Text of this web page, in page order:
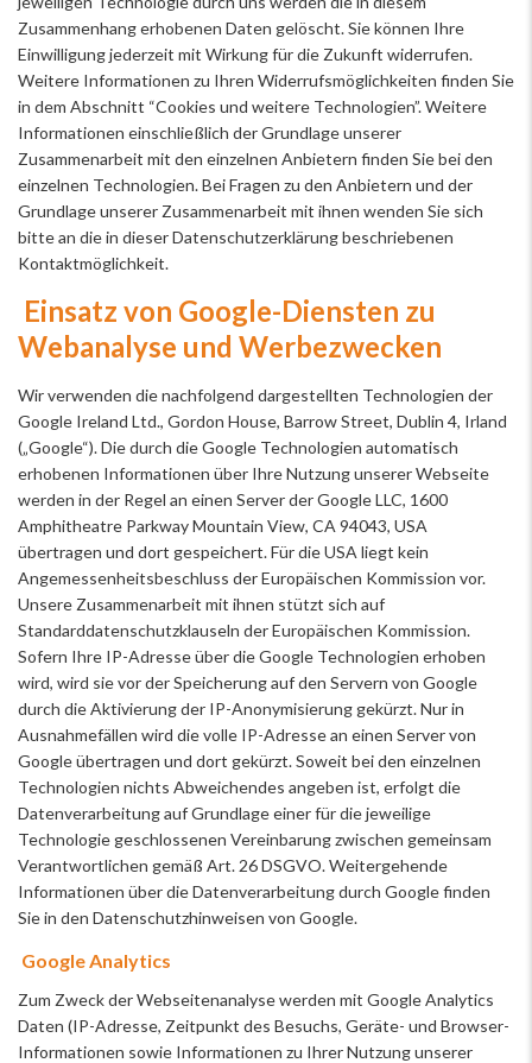
Zusammenhang erhobenen Daten gelöscht. Sie können Ihre
Einwilligung jederzeit mit Wirkung für die Zukunft widerrufen.
Weitere Informationen zu Ihren Widerrufsmöglichkeiten finden Sie
in dem Abschnitt “Cookies und weitere Technologien”. Weitere
Informationen einschließlich der Grundlage unserer
Zusammenarbeit mit den einzelnen Anbietern finden Sie bei den
einzelnen Technologien. Bei Fragen zu den Anbietern und der
Grundlage unserer Zusammenarbeit mit ihnen wenden Sie sich
bitte an die in dieser Datenschutzerklärung beschriebenen
Kontaktmöglichkeit.
Einsatz von Google-Diensten zu
Webanalyse und Werbezwecken
Wir verwenden die nachfolgend dargestellten Technologien der
Google Ireland Ltd., Gordon House, Barrow Street, Dublin 4, Irland
(„Google“). Die durch die Google Technologien automatisch
erhobenen Informationen über Ihre Nutzung unserer Webseite
werden in der Regel an einen Server der Google LLC, 1600
Amphitheatre Parkway Mountain View, CA 94043, USA
übertragen und dort gespeichert. Für die USA liegt kein
Angemessenheitsbeschluss der Europäischen Kommission vor.
Unsere Zusammenarbeit mit ihnen stützt sich auf
Standarddatenschutzklauseln der Europäischen Kommission.
Sofern Ihre IP-Adresse über die Google Technologien erhoben
wird, wird sie vor der Speicherung auf den Servern von Google
durch die Aktivierung der IP-Anonymisierung gekürzt. Nur in
Ausnahmefällen wird die volle IP-Adresse an einen Server von
Google übertragen und dort gekürzt. Soweit bei den einzelnen
Technologien nichts Abweichendes angeben ist, erfolgt die
Datenverarbeitung auf Grundlage einer für die jeweilige
Technologie geschlossenen Vereinbarung zwischen gemeinsam
Verantwortlichen gemäß Art. 26 DSGVO. Weitergehende
Informationen über die Datenverarbeitung durch Google finden
Sie in den Datenschutzhinweisen von Google.
Google Analytics
Zum Zweck der Webseitenanalyse werden mit Google Analytics
Daten (IP-Adresse, Zeitpunkt des Besuchs, Geräte- und Browser-
Informationen sowie Informationen zu Ihrer Nutzung unserer